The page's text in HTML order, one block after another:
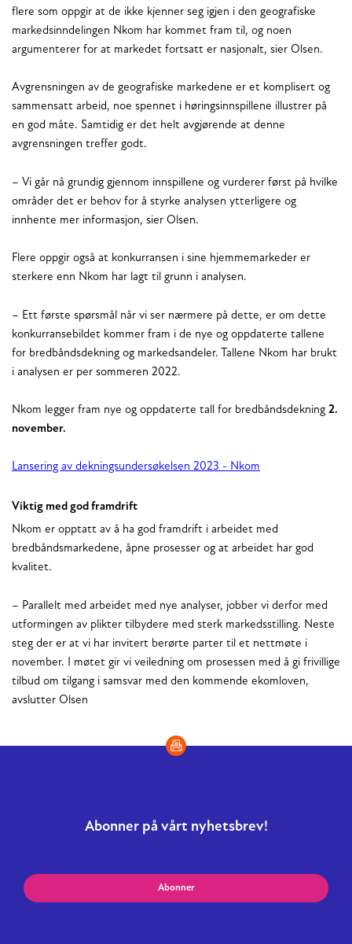
flere som oppgir at de ikke kjenner seg igjen i den geografiske
markedsinndelingen Nkom har kommet fram til, og noen
argumenterer for at markedet fortsatt er nasjonalt, sier Olsen.
Avgrensningen av de geografiske markedene er et komplisert og
sammensatt arbeid, noe spennet i høringsinnspillene illustrer på
en god måte. Samtidig er det helt avgjørende at denne
avgrensningen treffer godt.
– Vi går nå grundig gjennom innspillene og vurderer først på hvilke
områder det er behov for å styrke analysen ytterligere og
innhente mer informasjon, sier Olsen.
Flere oppgir også at konkurransen i sine hjemmemarkeder er
sterkere enn Nkom har lagt til grunn i analysen.
– Ett første spørsmål når vi ser nærmere på dette, er om dette
konkurransebildet kommer fram i de nye og oppdaterte tallene
for bredbåndsdekning og markedsandeler. Tallene Nkom har brukt
i analysen er per sommeren 2022.
Nkom legger fram nye og oppdaterte tall for bredbåndsdekning 2.
november.
Lansering av dekningsundersøkelsen 2023 - Nkom
Viktig med god framdrift
Nkom er opptatt av å ha god framdrift i arbeidet med
bredbåndsmarkedene, åpne prosesser og at arbeidet har god
kvalitet.
– Parallelt med arbeidet med nye analyser, jobber vi derfor med
utformingen av plikter tilbydere med sterk markedsstilling. Neste
steg der er at vi har invitert berørte parter til et nettmøte i
november. I møtet gir vi veiledning om prosessen med å gi frivillige
tilbud om tilgang i samsvar med den kommende ekomloven,
avslutter Olsen
Abonner på vårt nyhetsbrev!
Abonner